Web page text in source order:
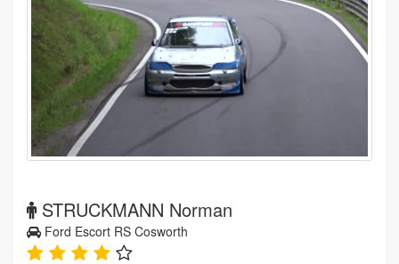
STRUCKMANN Norman
Ford Escort RS Cosworth